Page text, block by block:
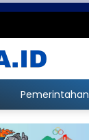
Pemerintahan